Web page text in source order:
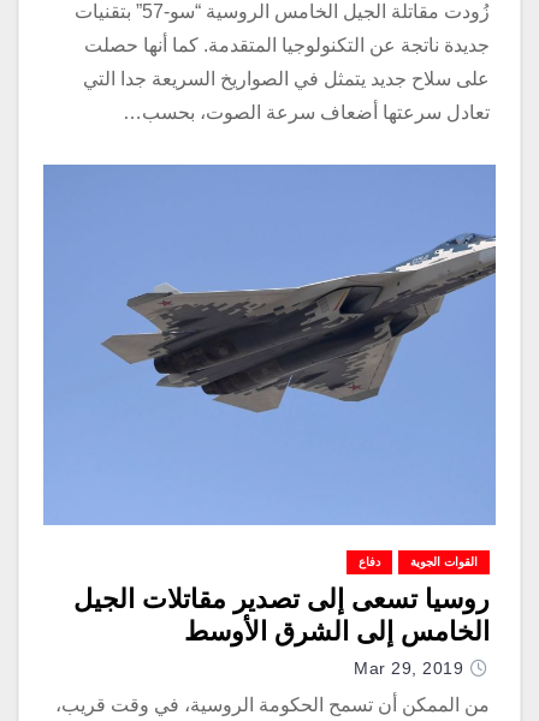
زُودت مقاتلة الجيل الخامس الروسية “سو-57” بتقنيات
جديدة ناتجة عن التكنولوجيا المتقدمة. كما أنها حصلت
على سلاح جديد يتمثل في الصواريخ السريعة جدا التي
تعادل سرعتها أضعاف سرعة الصوت، بحسب…
القوات الجوية دفاع
روسيا تسعى إلى تصدير مقاتلات الجيل
الخامس إلى الشرق الأوسط
Mar 29, 2019
من الممكن أن تسمح الحكومة الروسية، في وقت قريب،